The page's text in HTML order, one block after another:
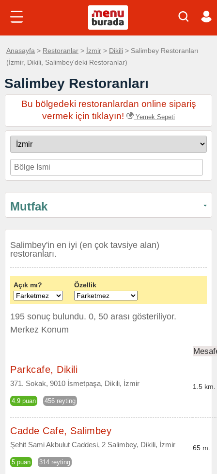
Anasayfa > Restoranlar > İzmir > Dikili > Salimbey Restoranları
(İzmir, Dikili, Salimbey'deki Restoranlar)
Salimbey Restoranları
Bu bölgedeki restoranlardan online sipariş
vermek için tıklayın!
Yemek Sepeti
Mutfak
Salimbey'in en iyi (en çok tavsiye alan)
restoranları.
Açık mı? Özellik
195 sonuç bulundu. 0, 50 arası gösteriliyor.
Merkez Konum
Parkcafe, Dikili
371. Sokak, 9010 İsmetpaşa, Dikili, İzmir
4.9 puan 456 reyting
1.5 km.
Cadde Cafe, Salimbey
Şehit Sami Akbulut Caddesi, 2 Salimbey, Dikili, İzmir
5 puan 314 reyting
65 m.